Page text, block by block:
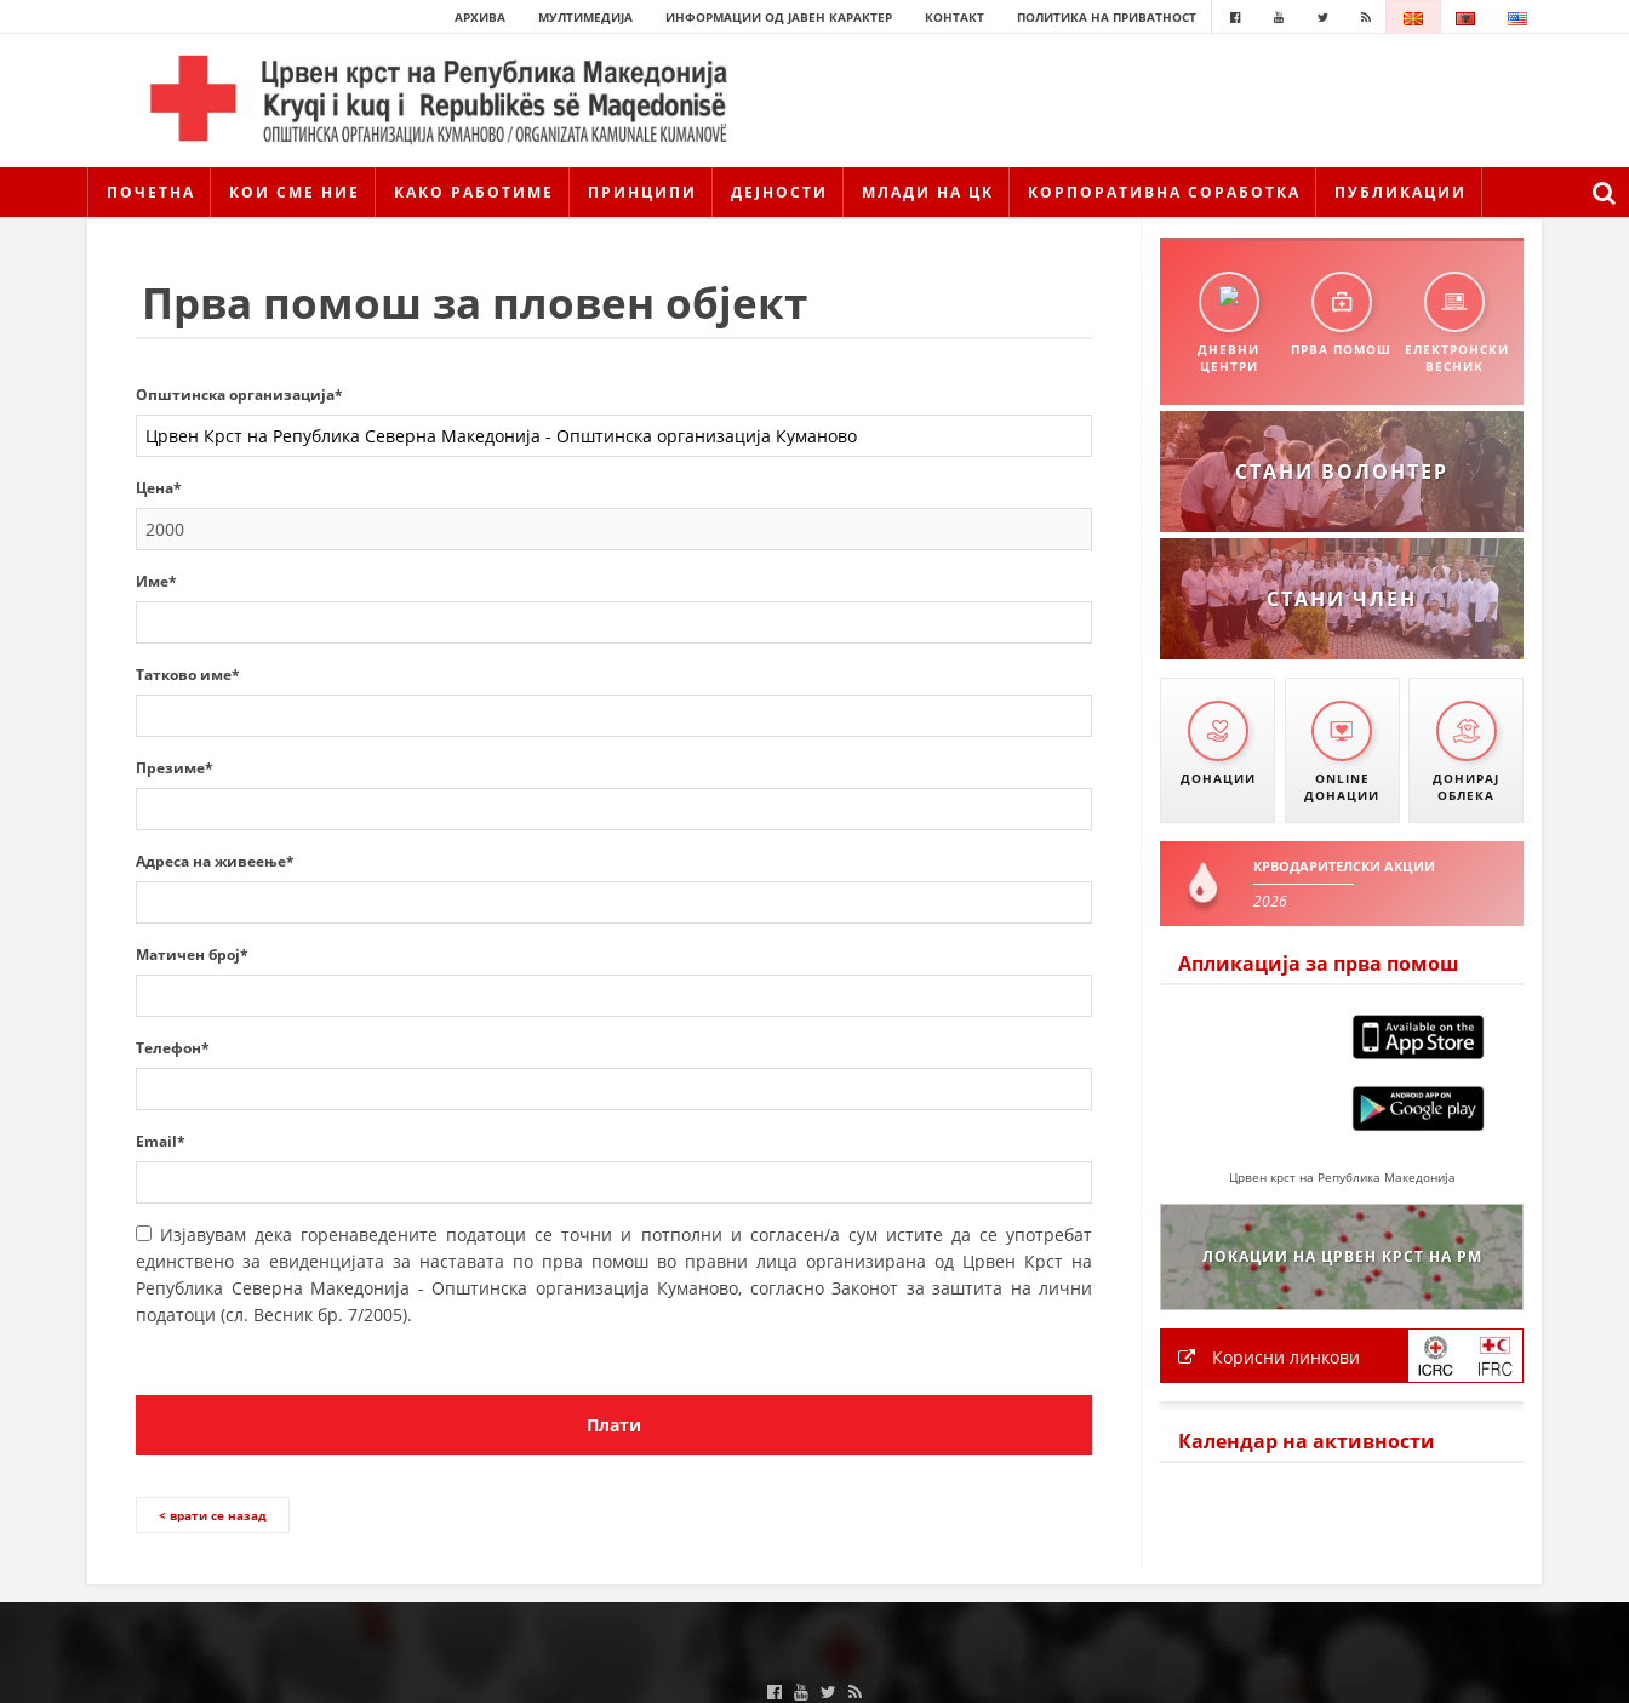
АРХИВА МУЛТИМЕДИЈА ИНФОРМАЦИИ ОД ЈАВЕН КАРАКТЕР КОНТАКТ ПОЛИТИКА НА ПРИВАТНОСТ
ПОЧЕТНА КОИ СМЕ НИЕ КАКО РАБОТИМЕ ПРИНЦИПИ ДЕЈНОСТИ МЛАДИ НА ЦК КОРПОРАТИВНА СОРАБОТКА ПУБЛИКАЦИИ
ИСТОРИЈАТ НА ЦКРМ
СТРУКТУРА И ОРГАНИЗАЦИОНА ПОСТАВЕНОСТ – ОПШТИНСКА ОРГАНИЗАЦИЈА КУМАНОВО
ЗАКОН ЗА ЦКРМ
СТАТУТ НА ЦКРМ
СОБРАНИЕ
ДИСЕМИНАЦИЈА
ПРОМОЦИЈА НА ХУМАНИ ВРЕДНОСТИ
УПОТРЕБА И ЗАШТИТА НА АМБЛЕМОТ
КАКО ДА ДОНИРАТЕ
Прва помош за пловен објект
Општинска организација*
Цена*
Име*
Татково име*
Презиме*
Адреса на живеење*
Матичен број*
Телефон*
Email*
Изјавувам дека горенаведените податоци се точни и потполни и согласен/а сум истите да се употребат
единствено за евиденцијата за наставата по прва помош во правни лица организирана од Црвен Крст на
Република Северна Македонија - Општинска организација Куманово, согласно Законот за заштита на лични
податоци (сл. Весник бр. 7/2005).
< врати се назад
ДНЕВНИ
ЦЕНТРИ
ПРВА ПОМОШ
ЕЛЕКТРОНСКИ
ВЕСНИК
СТАНИ ВОЛОНТЕР
СТАНИ ЧЛЕН
ДОНАЦИИ
ONLINE
ДОНАЦИИ
ДОНИРАЈ
ОБЛЕКА
КРВОДАРИТЕЛСКИ АКЦИИ
2026
Апликација за прва помош
Црвен крст на Република Македонија
ЛОКАЦИИ НА ЦРВЕН КРСТ НА РМ
Корисни линкови
Календар на активности